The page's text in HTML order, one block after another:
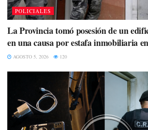
POLICIALES
La Provincia tomó posesión de un
en una causa por estafa inmobiliaria
AGOSTO 5, 2026 120